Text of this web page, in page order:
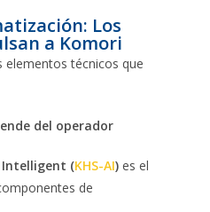
Los
a Komori
técnicos que
del operador
Intelligent (KHS-AI) es el
de